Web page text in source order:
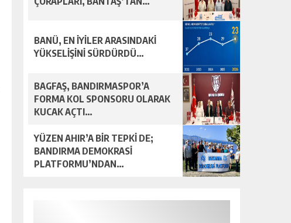
BANÜ, EN İYİLER ARASINDAKİ
YÜKSELİŞİNİ SÜRDÜRDÜ…
BAGFAŞ, BANDIRMASPOR’A
FORMA KOL SPONSORU OLARAK
KUCAK AÇTI…
YÜZEN AHIR’A BİR TEPKİ DE;
BANDIRMA DEMOKRASİ
PLATFORMU’NDAN…